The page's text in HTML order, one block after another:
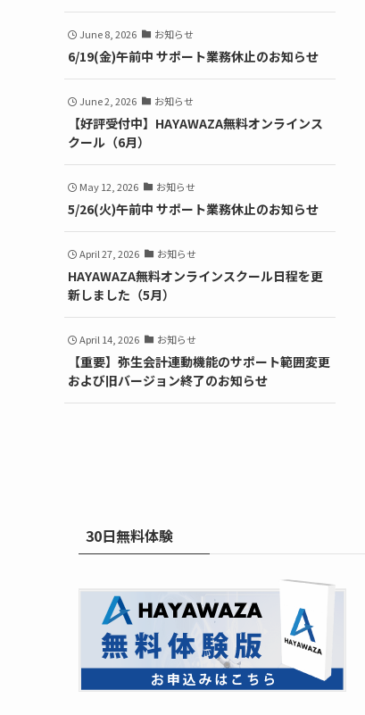
June 8, 2026 お知らせ
6/19(金)午前中 サポート業務休止のお知らせ
June 2, 2026 お知らせ
【好評受付中】HAYAWAZA無料オンラインス
クール（6月）
May 12, 2026 お知らせ
5/26(火)午前中 サポート業務休止のお知らせ
April 27, 2026 お知らせ
HAYAWAZA無料オンラインスクール日程を更
新しました（5月）
April 14, 2026 お知らせ
【重要】弥生会計連動機能のサポート範囲変更
および旧バージョン終了のお知らせ
30日無料体験